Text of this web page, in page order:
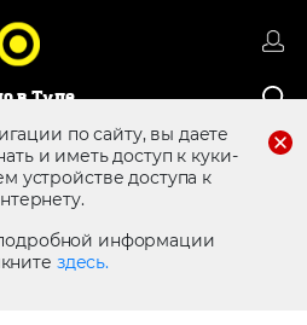
в Туле
по сайту, вы даете
и иметь доступ к куки-
устройстве доступа к
информации
здесь.
Реклама в эфире